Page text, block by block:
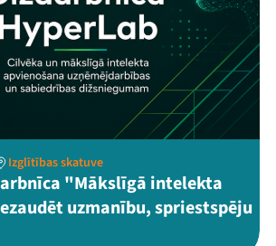
Izglītības skatuve
"Mākslīgā intelekta
uzmanību, spriestspēju